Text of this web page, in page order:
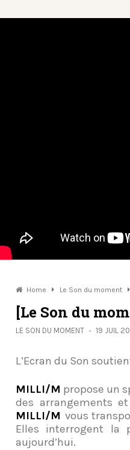
Home Le Son du moment
[Le Son du
LE SON DU MOMENT 19 JUIL
L’Ecran du Son
MILLI/M propose un
des arrangements
MILLI/M vous
Elles interrogent la
aujourd’hui.